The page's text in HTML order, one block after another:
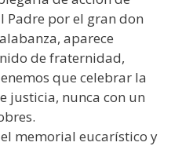
Padre por el gran don
aparece
de fraternidad,
que celebrar la
justicia, nunca con un
memorial eucarístico y